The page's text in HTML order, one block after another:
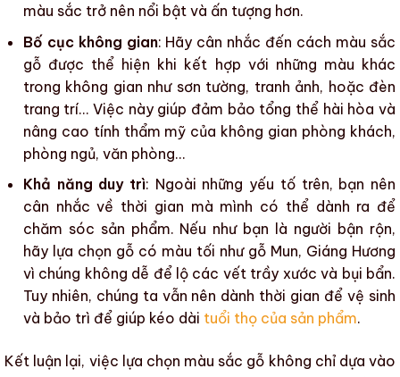
màu sắc trở nên nổi bật và ấn tượng hơn.
Bố cục không gian: Hãy cân nhắc đến cách màu sắc
gỗ được thể hiện khi kết hợp với những màu khác
trong không gian như sơn tường, tranh ảnh, hoặc đèn
trang trí… Việc này giúp đảm bảo tổng thể hài hòa và
nâng cao tính thẩm mỹ của không gian phòng khách,
phòng ngủ, văn phòng…
Khả năng duy trì: Ngoài những yếu tố trên, bạn nên
cân nhắc về thời gian mà mình có thể dành ra để
chăm sóc sản phẩm. Nếu như bạn là người bận rộn,
hãy lựa chọn gỗ có màu tối như gỗ Mun, Giáng Hương
vì chúng không dễ để lộ các vết trầy xước và bụi bẩn.
Tuy nhiên, chúng ta vẫn nên dành thời gian để vệ sinh
và bảo trì để giúp kéo dài tuổi thọ của sản phẩm.
Kết luận lại, việc lựa chọn màu sắc gỗ không chỉ dựa vào